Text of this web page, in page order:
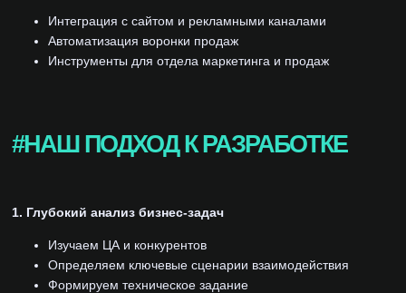
Интеграция с сайтом и рекламными каналами
Автоматизация воронки продаж
Инструменты для отдела маркетинга и продаж
#НАШ ПОДХОД К РАЗРАБОТКЕ
1. Глубокий анализ бизнес-задач
Изучаем ЦА и конкурентов
Определяем ключевые сценарии взаимодействия
Формируем техническое задание